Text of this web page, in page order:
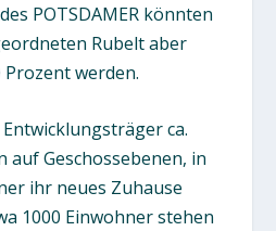
POTSDAMER könnten
Rubelt aber
werden.
ca.
auf Geschossebenen, in
ihr neues Zuhause
1000 Einwohner stehen